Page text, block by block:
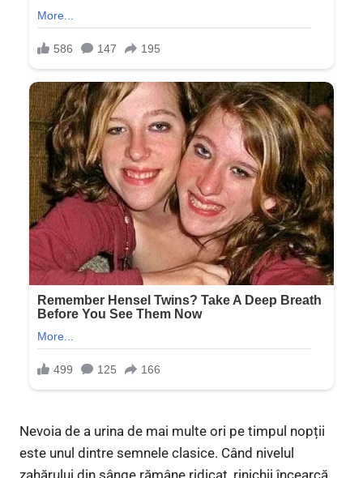
Nevoia de a urina de mai multe ori pe timpul nopții
este unul dintre semnele clasice. Când nivelul
zahărului din sânge rămâne ridicat, rinichii încearcă